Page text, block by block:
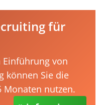
für
von
können Sie die
Monaten nutzen.